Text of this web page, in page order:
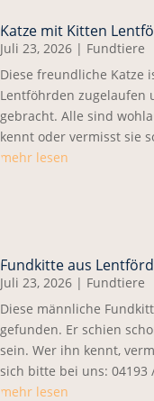
Katze mit Kitten
Juli 23, 2026 | Fundtiere
Diese freundliche Katze
Lentföhrden zugelaufen
gebracht. Alle sind
kennt oder vermisst sie
mehr lesen
Fundkitte aus
Juli 23, 2026 | Fundtiere
Diese männliche
gefunden. Er schien
sein. Wer ihn kennt,
sich bitte bei uns: 04193
mehr lesen